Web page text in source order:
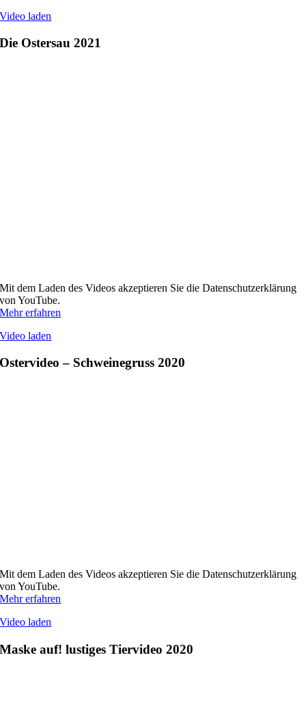
Video laden
Die Ostersau 2021
Mit dem Laden des Videos akzeptieren Sie die Datenschutzerklärung
von YouTube.
Mehr erfahren
Video laden
Ostervideo – Schweinegruss 2020
Mit dem Laden des Videos akzeptieren Sie die Datenschutzerklärung
von YouTube.
Mehr erfahren
Video laden
Maske auf! lustiges Tiervideo 2020